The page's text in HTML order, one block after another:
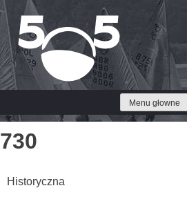
Przejdź
do
treści
Menu głowne
730
Historyczna